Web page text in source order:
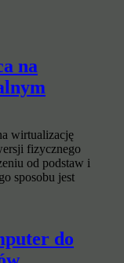
na
wirtualizację
fizycznego
od podstaw i
sposobu jest
do